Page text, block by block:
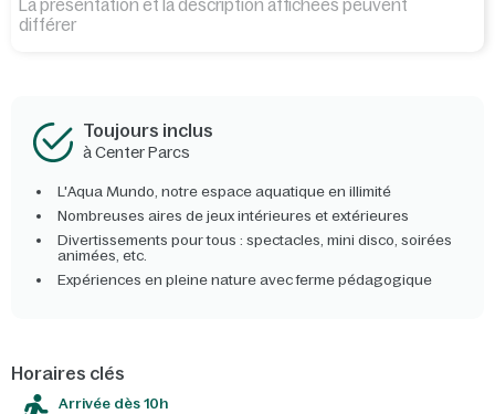
La présentation et la description affichées peuvent
différer
Toujours inclus
à Center Parcs
L'Aqua Mundo, notre espace aquatique en illimité
Nombreuses aires de jeux intérieures et extérieures
Divertissements pour tous : spectacles, mini disco, soirées
animées, etc.
Expériences en pleine nature avec ferme pédagogique
Horaires clés
Arrivée dès 10h​